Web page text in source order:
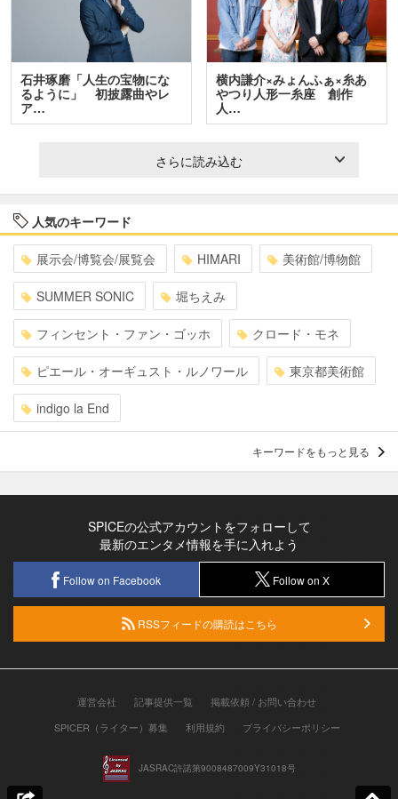
石井琢磨「人生の宝物にな
るように」 初披露曲やレ
ア…
横内謙介×みょんふぁ×糸あ
やつり人形一糸座 創作
人…
さらに読み込む
人気のキーワード
展示会/博覧会/展覧会 HIMARI 美術館/博物館
SUMMER SONIC 堀ちえみ
フィンセント・ファン・ゴッホ クロード・モネ
ピエール・オーギュスト・ルノワール 東京都美術館
indigo la End
キーワードをもっと見る
SPICEの公式アカウントをフォローして
最新のエンタメ情報を手に入れよう
Follow on Facebook Follow on X
RSSフィードの購読はこちら
運営会社 記事提供一覧
掲載依頼 / お問い合わせ
SPICER（ライター）募集
利用規約 プライバシーポリシー
JASRAC許諾第9008487009Y31018号